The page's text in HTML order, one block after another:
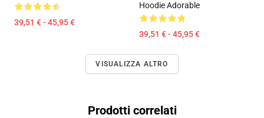
39,51 € - 45,95 €
Hoodie Adorable
39,51 € - 45,95 €
VISUALIZZA ALTRO
Prodotti correlati